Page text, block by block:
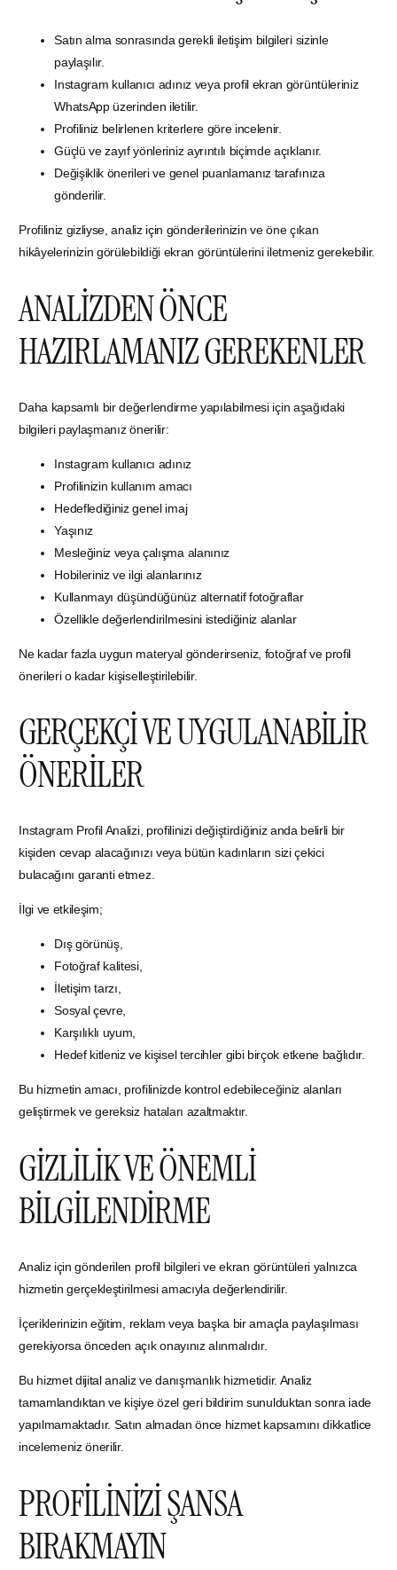
Satın alma sonrasında gerekli iletişim bilgileri sizinle
paylaşılır.
Instagram kullanıcı adınız veya profil ekran görüntüleriniz
WhatsApp üzerinden iletilir.
Profiliniz belirlenen kriterlere göre incelenir.
Güçlü ve zayıf yönleriniz ayrıntılı biçimde açıklanır.
Değişiklik önerileri ve genel puanlamanız tarafınıza
gönderilir.
Profiliniz gizliyse, analiz için gönderilerinizin ve öne çıkan
hikâyelerinizin görülebildiği ekran görüntülerini iletmeniz gerekebilir.
ANALİZDEN ÖNCE
HAZIRLAMANIZ GEREKENLER
Daha kapsamlı bir değerlendirme yapılabilmesi için aşağıdaki
bilgileri paylaşmanız önerilir:
Instagram kullanıcı adınız
Profilinizin kullanım amacı
Hedeflediğiniz genel imaj
Yaşınız
Mesleğiniz veya çalışma alanınız
Hobileriniz ve ilgi alanlarınız
Kullanmayı düşündüğünüz alternatif fotoğraflar
Özellikle değerlendirilmesini istediğiniz alanlar
Ne kadar fazla uygun materyal gönderirseniz, fotoğraf ve profil
önerileri o kadar kişiselleştirilebilir.
GERÇEKÇİ VE UYGULANABİLİR
ÖNERİLER
Instagram Profil Analizi, profilinizi değiştirdiğiniz anda belirli bir
kişiden cevap alacağınızı veya bütün kadınların sizi çekici
bulacağını garanti etmez.
İlgi ve etkileşim;
Dış görünüş,
Fotoğraf kalitesi,
İletişim tarzı,
Sosyal çevre,
Karşılıklı uyum,
Hedef kitleniz ve kişisel tercihler gibi birçok etkene bağlıdır.
Bu hizmetin amacı, profilinizde kontrol edebileceğiniz alanları
geliştirmek ve gereksiz hataları azaltmaktır.
GİZLİLİK VE ÖNEMLİ
BİLGİLENDİRME
Analiz için gönderilen profil bilgileri ve ekran görüntüleri yalnızca
hizmetin gerçekleştirilmesi amacıyla değerlendirilir.
İçeriklerinizin eğitim, reklam veya başka bir amaçla paylaşılması
gerekiyorsa önceden açık onayınız alınmalıdır.
Bu hizmet dijital analiz ve danışmanlık hizmetidir. Analiz
tamamlandıktan ve kişiye özel geri bildirim sunulduktan sonra iade
yapılmamaktadır. Satın almadan önce hizmet kapsamını dikkatlice
incelemeniz önerilir.
PROFİLİNİZİ ŞANSA
BIRAKMAYIN